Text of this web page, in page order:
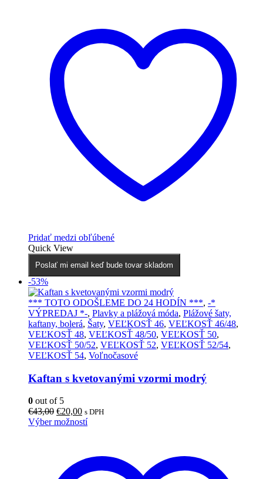
variantov.
Možnosti
Pridať medzi obľúbené
Quick View
Poslať mi email keď bude tovar skladom
-53%
*** TOTO ODOŠLEME DO 24 HODÍN ***, -*
VÝPREDAJ *-, Plavky a plážová móda, Plážové šaty,
kaftany, bolerá, Šaty, VEĽKOSŤ 46, VEĽKOSŤ 46/48,
VEĽKOSŤ 48, VEĽKOSŤ 48/50, VEĽKOSŤ 50,
VEĽKOSŤ 50/52, VEĽKOSŤ 52, VEĽKOSŤ 52/54,
VEĽKOSŤ 54, Voľnočasové
Kaftan s kvetovanými vzormi modrý
0 out of 5
€43,00 Pôvodná
cena
€20,00Aktuálna
cena
s DPH
Výber možnostíTento
variantov.
Možnosti